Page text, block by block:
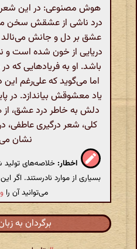
هوش مصنوعی: در این
درد ناشی از عشقش سخن
عشق بر دل و جانش
دریایی از خون شده است و
باشد. او به فریادهایی که
اما می‌گوید که علی‌رغم این
یاد معشوقش بیاندازد. در
دلش به خاطر درد عشق،
کلی، شعر درگیری عاطفی،
نشان
اخطار: خلاصه‌های
بسیاری از موارد نادرستند. اگر
می‌توانید آن را
برگردان به